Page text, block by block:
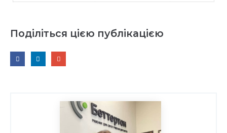
Поділіться цією публікацією